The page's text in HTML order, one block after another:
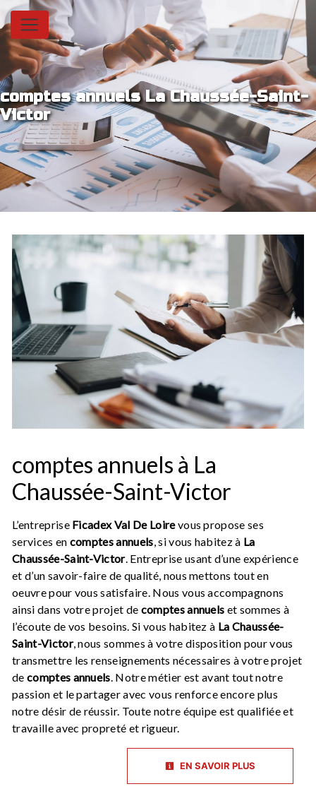
comptes annuels La Chaussée-Saint-
Victor
comptes annuels à La
Chaussée-Saint-Victor
L’entreprise Ficadex Val De Loirevous propose ses
services en comptes annuels, si vous habitez à La
Chaussée-Saint-Victor. Entreprise usant d’une expérience
et d’un savoir-faire de qualité, nous mettons tout en
oeuvre pour vous satisfaire. Nous vous accompagnons
ainsi dans votre projet de comptes annuels et sommes à
l’écoute de vos besoins. Si vous habitez à La Chaussée-
Saint-Victor, nous sommes à votre disposition pour vous
transmettre les renseignements nécessaires à votre projet
de comptes annuels. Notre métier est avant tout notre
passion et le partager avec vous renforce encore plus
notre désir de réussir. Toute notre équipe est qualifiée et
travaille avec propreté et rigueur.
EN SAVOIR PLUS
Panneau de gestion des cookies